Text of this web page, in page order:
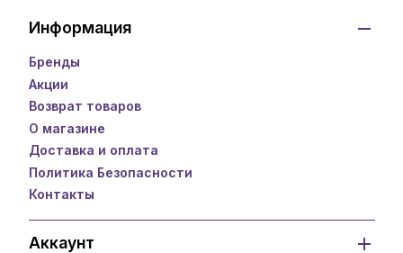
Информация
Бренды
Акции
Возврат товаров
О магазине
Доставка и оплата
Политика Безопасности
Контакты
Аккаунт